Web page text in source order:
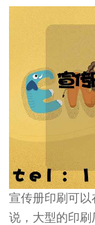
宣传册印刷可
说，大型的印刷